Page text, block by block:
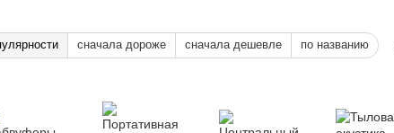
сначала дороже сначала дешевле по названию